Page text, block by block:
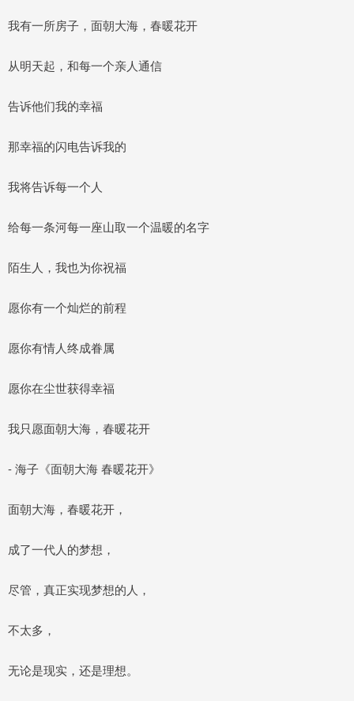
我有一所房子，面朝大海，春暖花开
从明天起，和每一个亲人通信
告诉他们我的幸福
那幸福的闪电告诉我的
我将告诉每一个人
给每一条河每一座山取一个温暖的名字
陌生人，我也为你祝福
愿你有一个灿烂的前程
愿你有情人终成眷属
愿你在尘世获得幸福
我只愿面朝大海，春暖花开
- 海子《面朝大海 春暖花开》
面朝大海，春暖花开，
成了一代人的梦想，
尽管，真正实现梦想的人，
不太多，
无论是现实，还是理想。